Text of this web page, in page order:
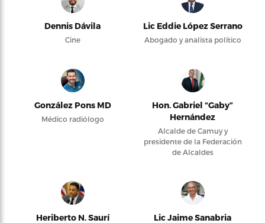
Dennis Dávila
Cine
Lic Eddie López Serrano
Abogado y analista político
González Pons MD
Médico radiólogo
Hon. Gabriel “Gaby”
Hernández
Alcalde de Camuy y
presidente de la Federación
de Alcaldes
Heriberto N. Saurí Lic Jaime Sanabria